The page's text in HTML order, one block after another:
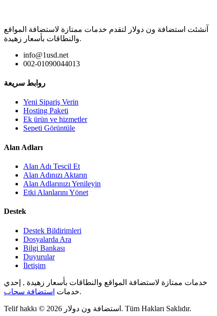
آنشئت استضافة ون دولار لتقدم خدمات ممتازة لاستضافة المواقع
والنطاقات بأسعار زهيدة.
info@1usd.net
002-01090044013
روابط سريعة
Yeni Sipariş Verin
Hosting Paketi
Ek ürün ve hizmetler
Sepeti Görüntüle
Alan Adları
Alan Adı Tescil Et
Alan Adınızı Aktarın
Alan Adlarınızı Yenileyin
Etki Alanlarını Yönet
Destek
Destek Bildirimleri
Dosyalarda Ara
Bilgi Bankası
Duyurular
İletişim
خدمات ممتازة لاستضافة المواقع والنطاقات بأسعار زهيدة , إحدي
خدمات استضافة سحاب .
Telif hakkı © 2026 استضافة ون دولار. Tüm Hakları Saklıdır.